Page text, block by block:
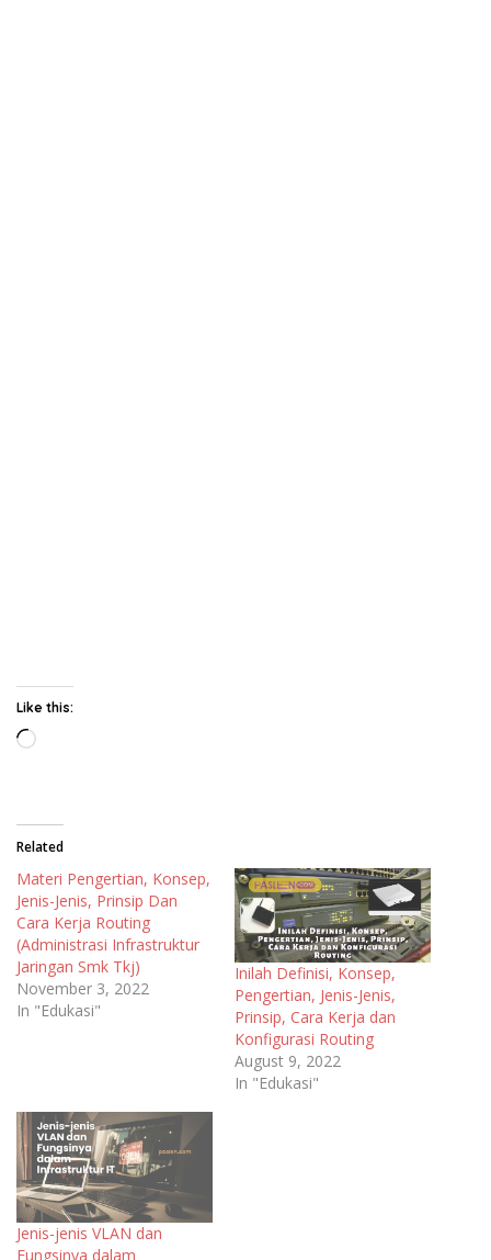
Like this:
Loading…
Related
Materi Pengertian, Konsep,
Jenis-Jenis, Prinsip Dan
Cara Kerja Routing
(Administrasi Infrastruktur
Jaringan Smk Tkj)
November 3, 2022
In "Edukasi"
Inilah Definisi, Konsep,
Pengertian, Jenis-Jenis,
Prinsip, Cara Kerja dan
Konfigurasi Routing
August 9, 2022
In "Edukasi"
Jenis-jenis VLAN dan
Fungsinya dalam